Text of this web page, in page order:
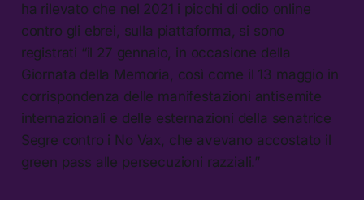
ha rilevato che nel 2021 i picchi di odio online
contro gli ebrei, sulla piattaforma, si sono
registrati “il 27 gennaio, in occasione della
Giornata della Memoria, così come il 13 maggio in
corrispondenza delle manifestazioni antisemite
internazionali e delle esternazioni della senatrice
Segre contro i No Vax, che avevano accostato il
green pass alle persecuzioni razziali.”